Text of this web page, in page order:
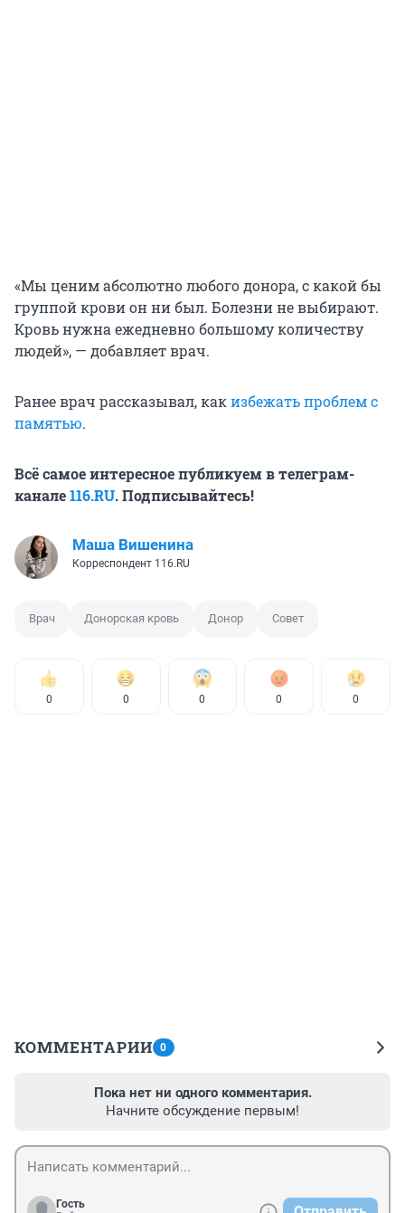
«Мы ценим абсолютно любого донора, с какой бы
группой крови он ни был. Болезни не выбирают.
Кровь нужна ежедневно большому количеству
людей», — добавляет врач.
Ранее врач рассказывал, какизбежать проблем с
памятью.
Всё самое интересное публикуем в телеграм-
канале116.RU. Подписывайтесь!
Маша Вишенина
Корреспондент 116.RU
Врач Донорская кровь Донор Совет
0 0 0 0 0
КОММЕНТАРИИ 0
Пока нет ни одного комментария.
Начните обсуждение первым!
Гость